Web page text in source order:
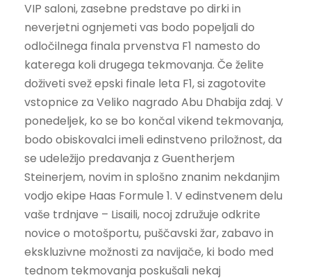
VIP saloni, zasebne predstave po dirki in
neverjetni ognjemeti vas bodo popeljali do
odločilnega finala prvenstva F1 namesto do
katerega koli drugega tekmovanja. Če želite
doživeti svež epski finale leta F1, si zagotovite
vstopnice za Veliko nagrado Abu Dhabija zdaj. V
ponedeljek, ko se bo končal vikend tekmovanja,
bodo obiskovalci imeli edinstveno priložnost, da
se udeležijo predavanja z Guentherjem
Steinerjem, novim in splošno znanim nekdanjim
vodjo ekipe Haas Formule 1. V edinstvenem delu
vaše trdnjave – Lisaili, nocoj združuje odkrite
novice o motošportu, puščavski žar, zabavo in
ekskluzivne možnosti za navijače, ki bodo med
tednom tekmovanja poskušali nekaj